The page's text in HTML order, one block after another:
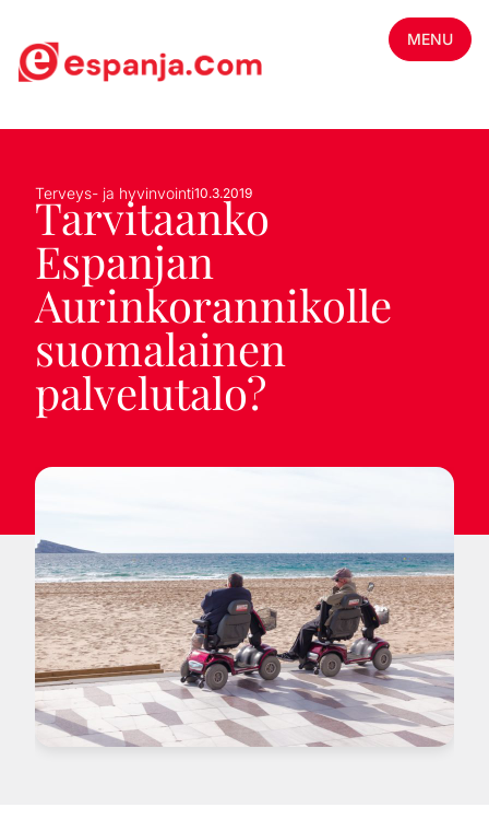
MENU
Terveys- ja hyvinvointi10.3.2019
Tarvitaanko
Espanjan
Aurinkorannikolle
suomalainen
palvelutalo?